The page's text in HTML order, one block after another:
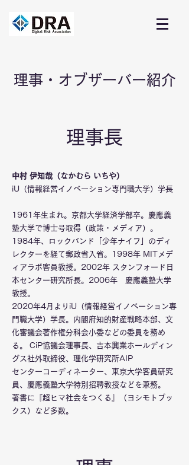
​理事・オブザーバー紹介
​理事長
中村 伊知哉（なかむら いちや）
iU（情報経営イノベーション専門職大学）学長
1961年生まれ。京都大学経済学部卒。慶應義
塾大学で博士号取得（政策・メディア）。
1984年、ロックバンド「少年ナイフ」のディ
レクターを経て郵政省入省。1998年 MITメデ
ィアラボ客員教授。2002年 スタンフォード日
本センター研究所長。2006年 慶應義塾大学
教授。
2020年4月よりiU（情報経営イノベーション専
門職大学）学長。内閣府知的財産戦略本部、文
化審議会著作権分科会小委などの委員を務め
る。 CiP協議会理事長、吉本興業ホールディン
グス社外取締役、理化学研究所AIP
センターコーディネーター、東京大学客員研究
員、慶應義塾大学特別招聘教授などを兼務。
著書に『超ヒマ社会をつくる』（ヨシモトブッ
クス）など多数。